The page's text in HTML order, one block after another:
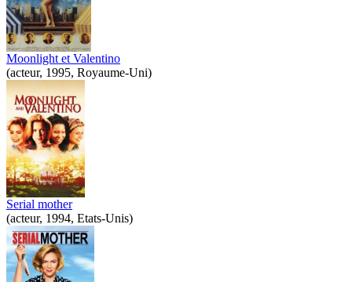
Moonlight et Valentino
(acteur, 1995, Royaume-Uni)
Serial mother
(acteur, 1994, Etats-Unis)